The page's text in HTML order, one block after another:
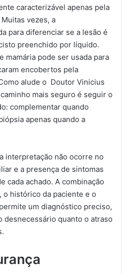
caracterizável apenas pela
vezes, a
para diferenciar se a lesão é
preenchido por líquido.
mamária pode ser usada para
encobertos pela
alude o Doutor Vinicius
mais seguro é seguir o
complementar quando
apenas quando a
interpretação não ocorre no
e a presença de sintomas
cada achado. A combinação
o histórico da paciente e o
um diagnóstico preciso,
desnecessário quanto o atraso